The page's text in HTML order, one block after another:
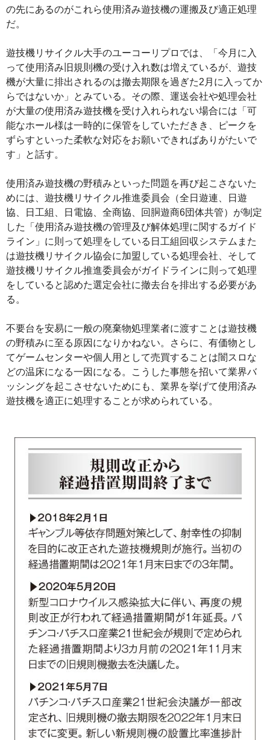
の先にあるのがこれら使用済み遊技機の運搬及び適正処理
だ。
遊技機リサイクル大手のユーコーリプロでは、「今月に入
って使用済み旧規則機の受け入れ数は増えているが、遊技
機が大量に排出されるのは撤去期限を過ぎた2月に入ってか
らではないか」とみている。その際、運送会社や処理会社
が大量の使用済み遊技機を受け入れられない場合には「可
能なホール様は一時的に保管をしていただきき、ピークを
ずらすといった柔軟な対応をお願いできればありがたいで
す」と話す。
使用済み遊技機の野積みといった問題を再び起こさないた
めには、遊技機リサイクル推進委員会（全日遊連、日遊
協、日工組、日電協、全商協、回胴遊商6団体共管）が制定
した「使用済み遊技機の管理及び解体処理に関するガイド
ライン」に則って処理をしている日工組回収システムまた
は遊技機リサイクル協会に加盟している処理会社、そして
遊技機リサイクル推進委員会がガイドラインに則って処理
をしていると認めた選定会社に撤去台を排出する必要があ
る。
不要台を安易に一般の廃棄物処理業者に渡すことは遊技機
の野積みに至る原因になりかねない。さらに、有価物とし
てゲームセンターや個人用として売買することは闇スロな
どの温床になる一因になる。こうした事態を招いて業界バ
ッシングを起こさせないためにも、業界を挙げて使用済み
遊技機を適正に処理することが求められている。